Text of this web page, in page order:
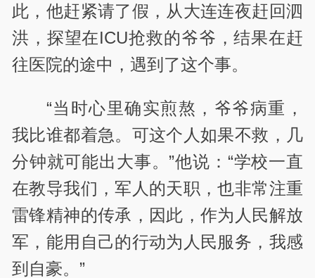
此，他赶紧请了假，从大连连夜赶回泗
洪，探望在ICU抢救的爷爷，结果在赶
往医院的途中，遇到了这个事。
“当时心里确实煎熬，爷爷病重，
我比谁都着急。可这个人如果不救，几
分钟就可能出大事。”他说：“学校一直
在教导我们，军人的天职，也非常注重
雷锋精神的传承，因此，作为人民解放
军，能用自己的行动为人民服务，我感
到自豪。”